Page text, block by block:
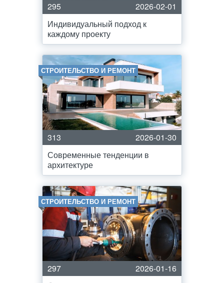
295
2026-02-01
Индивидуальный подход к
каждому проекту
СТРОИТЕЛЬСТВО И РЕМОНТ
313
2026-01-30
Современные тенденции в
архитектуре
СТРОИТЕЛЬСТВО И РЕМОНТ
297
2026-01-16